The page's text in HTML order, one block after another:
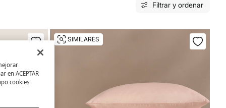
Filtrar y ordenar
SIMILARES
en ACEPTAR
cookies